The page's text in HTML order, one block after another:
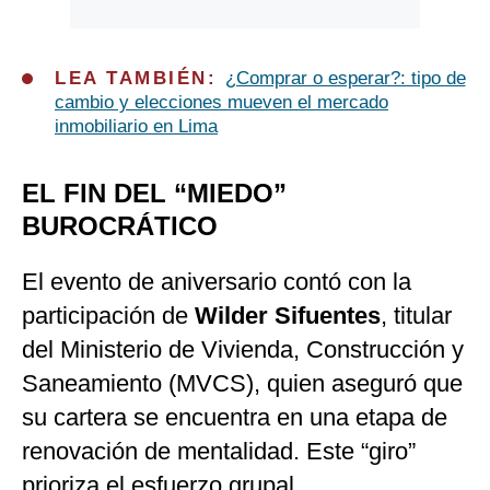
LEA TAMBIÉN: ¿Comprar o esperar?: tipo de
cambio y elecciones mueven el mercado
inmobiliario en Lima
EL FIN DEL “MIEDO”
BUROCRÁTICO
El evento de aniversario contó con la
participación de Wilder Sifuentes, titular
del Ministerio de Vivienda, Construcción y
Saneamiento (MVCS), quien aseguró que
su cartera se encuentra en una etapa de
renovación de mentalidad. Este “giro”